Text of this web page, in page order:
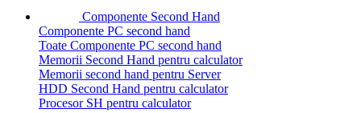
Componente Second Hand
Componente PC second hand
Toate Componente PC second hand
Memorii Second Hand pentru calculator
Memorii second hand pentru Server
HDD Second Hand pentru calculator
Procesor SH pentru calculator